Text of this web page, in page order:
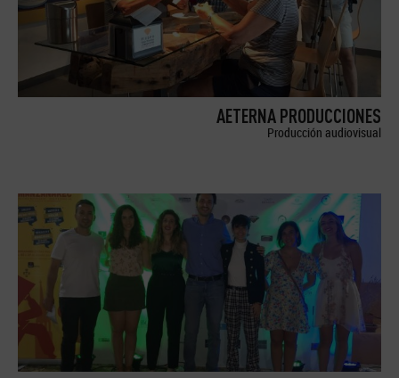
AETERNA PRODUCCIONES
Producción audiovisual